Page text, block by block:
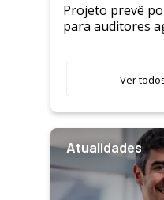
Projeto prevê
para auditores
Ver
Atualidades